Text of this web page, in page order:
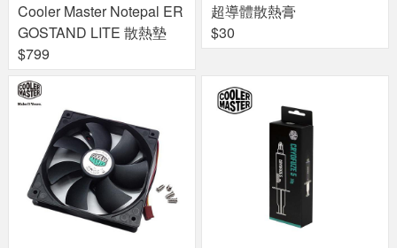
Cooler Master Notepal ER
GOSTAND LITE 散熱墊
$799
超導體散熱膏
$30